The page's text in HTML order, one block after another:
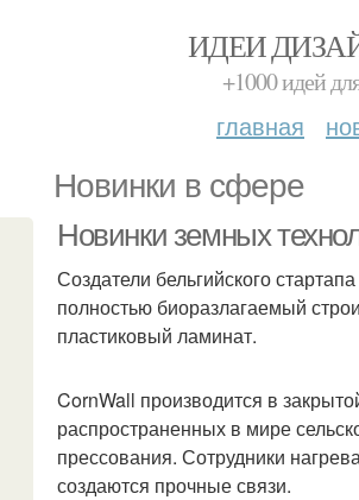
ИДЕИ
+1000 идей
главная
Новинки в сфере
Новинки земных
Создатели бельгийского
полностью биоразлагаемый
пластиковый ламинат.
CornWall производится в
распространенных в мире
прессования. Сотрудники
создаются прочные связи.